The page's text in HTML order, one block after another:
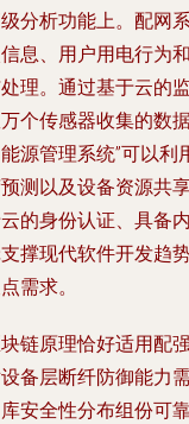
分析功能上。配网
息、用户用电行为
理。通过基于云的
个传感器收集的数
源管理系统”可以
测以及设备资源共
的身份认证、具备
撑现代软件开发趋
需求。
链原理恰好适用配
备层断纤防御能力
安全性分布组份可